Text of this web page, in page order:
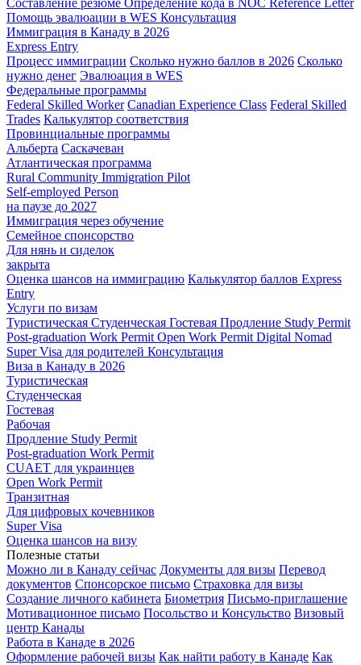
Помощь эвалюации в WES Консультация
Иммиграция в Канаду в 2026
Express Entry
Процесс иммиграции Сколько нужно баллов в 2026 Сколько
нужно денег Эвалюация в WES
Федеральные программы
Federal Skilled Worker Canadian Experience Class Federal Skilled
Trades Калькулятор соответствия
Провинциальные программы
Альберта Саскачеван
Атлантическая программа
Rural Community Immigration Pilot
Self-employed Person
на паузе до 2027
Иммиграция через обучение
Семейное спонсорство
Для нянь и сиделок
закрыта
Оценка шансов на иммиграцию Калькулятор баллов Express
Entry
Услуги по визам
Туристическая Студенческая Гостевая Продление Study Permit
Post-graduation Work Permit Open Work Permit Digital Nomad
Super Visa для родителей Консультация
Виза в Канаду в 2026
Туристическая
Студенческая
Гостевая
Рабочая
Продление Study Permit
Post-graduation Work Permit
CUAET для украинцев
Open Work Permit
Транзитная
Для цифровых кочевников
Super Visa
Оценка шансов на визу
Полезные статьи
Можно ли в Канаду сейчас Документы для визы Перевод
документов Спонсорское письмо Страховка для визы
Создание личного кабинета Биометрия Письмо-приглашение
Мотивационное письмо Посольство и Консульство Визовый
центр Канады
Работа в Канаде в 2026
Оформление рабочей визы Как найти работу в Канаде Как